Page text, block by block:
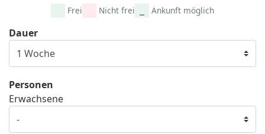
Frei Nicht frei Ankunft möglich
Dauer
Personen
Erwachsene